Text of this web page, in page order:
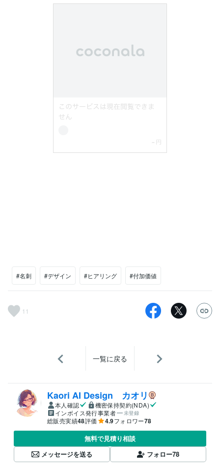
#名刺 #デザイン #ヒアリング #付加価値
11
一覧に戻る
Kaori AI Design カオリ
本人確認
機密保持契約(NDA)
インボイス発行事業者
未登録
総販売実績48評価 4.9フォロワー78
無料で見積り相談
メッセージを送る
フォロー78